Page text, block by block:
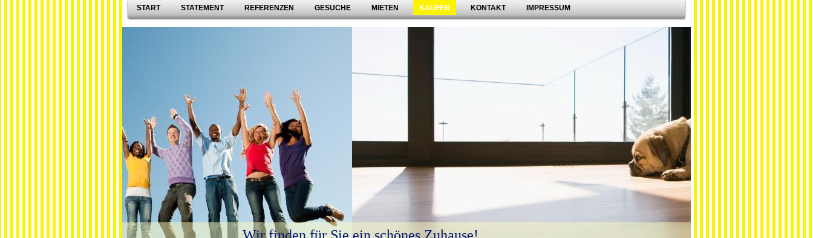
START STATEMENT REFERENZEN GESUCHE MIETEN KAUFEN KONTAKT IMPRESSUM
Wir finden für Sie ein schönes Zuhause!